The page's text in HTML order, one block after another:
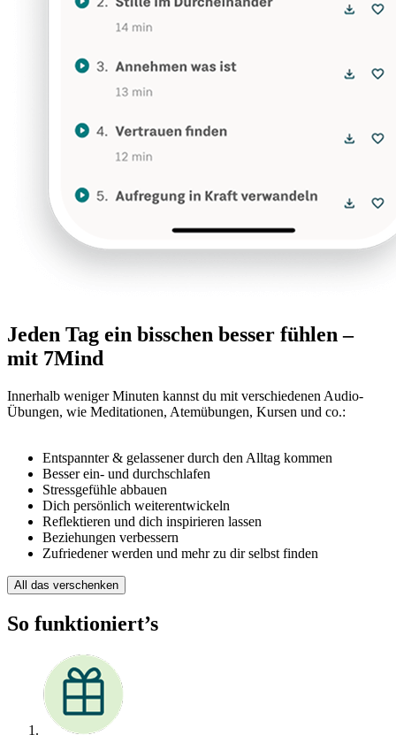
Jeden Tag ein bisschen besser fühlen –
mit 7Mind
Innerhalb weniger Minuten kannst du mit verschiedenen Audio-
Übungen, wie Meditationen, Atemübungen, Kursen und co.:
Entspannter & gelassener durch den Alltag kommen
Besser ein- und durchschlafen
Stressgefühle abbauen
Dich persönlich weiterentwickeln
Reflektieren und dich inspirieren lassen
Beziehungen verbessern
Zufriedener werden und mehr zu dir selbst finden
All das verschenken
So funktioniert’s